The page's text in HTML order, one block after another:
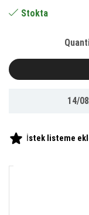
Stokta
14/
İstek listeme